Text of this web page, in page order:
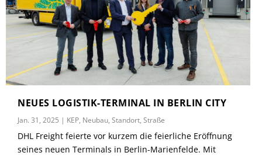
NEUES LOGISTIK-TERMINAL IN BERLIN CITY
Jan. 31, 2025 | KEP, Neubau,Standort,Straße
DHL Freight feierte vor kurzem die feierliche Eröffnung
seines neuen Terminals in Berlin-Marienfelde. Mit